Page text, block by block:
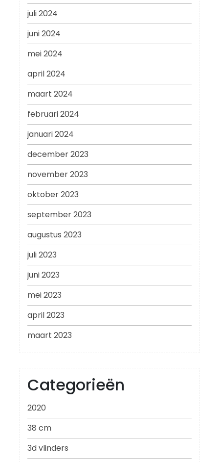
juli 2024
juni 2024
mei 2024
april 2024
maart 2024
februari 2024
januari 2024
december 2023
november 2023
oktober 2023
september 2023
augustus 2023
juli 2023
juni 2023
mei 2023
april 2023
maart 2023
Categorieën
2020
38 cm
3d vlinders